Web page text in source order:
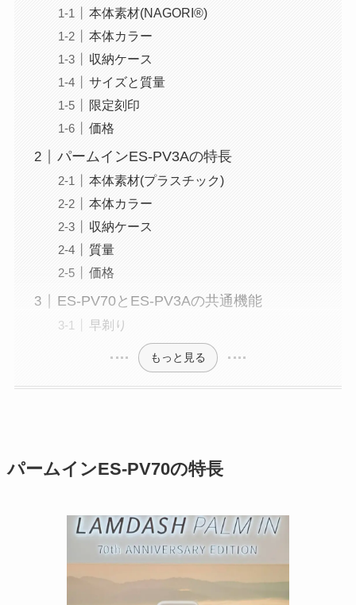
本体素材(NAGORI®)
本体カラー
収納ケース
サイズと質量
限定刻印
価格
パームインES-PV3Aの特長
本体素材(プラスチック)
本体カラー
収納ケース
質量
価格
ES-PV70とES-PV3Aの共通機能
早剃り
もっと見る
パームインES-PV70の特長